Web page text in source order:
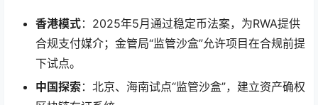
香港模式：2025年5月通过稳定币法案，为RWA提供
合规支付媒介；金管局“监管沙盒”允许项目在合规前提
下试点。
中国探索：北京、海南试点“监管沙盒”，建立资产确权